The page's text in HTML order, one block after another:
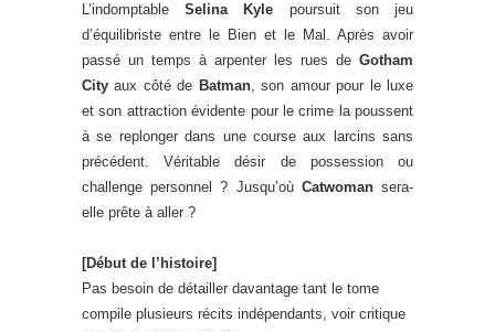
L’indomptableSelina Kyle poursuit son jeu
d’équilibriste entre le Bien et le Mal. Après avoir
passé un temps à arpenter les rues de Gotham
City aux côté de Batman, son amour pour le luxe
et son attraction évidente pour le crime la poussent
à se replonger dans une course aux larcins sans
précédent. Véritable désir de possession ou
challenge personnel ? Jusqu’où Catwomansera-
elle prête à aller ?
[Début de l’histoire]
Pas besoin de détailler davantage tant le tome
compile plusieurs récits indépendants, voir critique